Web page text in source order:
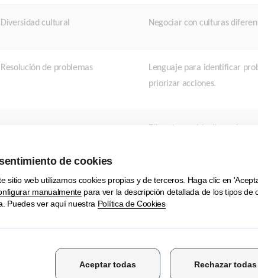
Diversidad cultural Negociar con culturas
Resolución de problemas
Lenguaje para identificar
priorizar acciones.
Tomar notas y redactar minutas
Abreviaciones comunes,
escucha.
Preparación y ejecución de
Evaluación grupal.